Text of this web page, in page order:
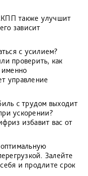
также улучшит
зависит
с усилием?
проверить, как
именно
управление
с трудом выходит
ускорении?
избавит вас от
Залейте
и продлите срок